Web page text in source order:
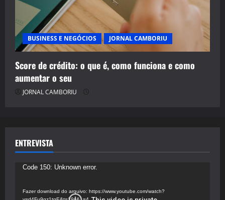
BUSINESS E NEGÓCIOS JORNAL CAMBORIU
Score de crédito: o que é, como funciona e como
aumentar o seu
JORNAL CAMBORIU
ENTREVISTA
Tocador
vídeo
Code 150: Unknown error.
Fazer download do arquivo: https://www.youtube.com/watch?